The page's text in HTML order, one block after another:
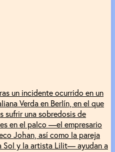
un incidente ocurrido en un
Verda en Berlín, en el que
sufrir una sobredosis de
en el palco —el empresario
Johan, así como la pareja
Sol y la artista Lilit— ayudan a